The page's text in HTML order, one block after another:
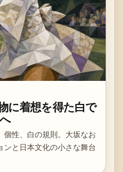
に着想を得た白で
個性、白の規則。大坂なお
ンと日本文化の小さな舞台